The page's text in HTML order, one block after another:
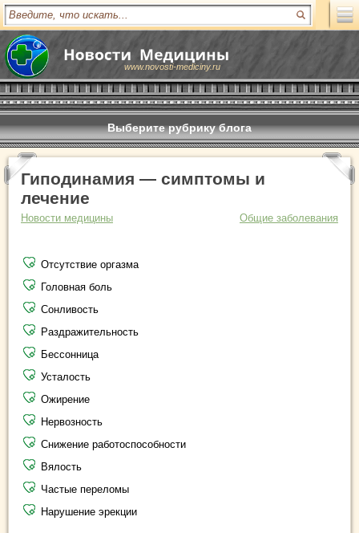
www.novosti-mediciny.ru
Выберите рубрику блога
Гиподинамия — симптомы и
лечение
Новости медицины Общие заболевания
Отсутствие оргазма
Головная боль
Сонливость
Раздражительность
Бессонница
Усталость
Ожирение
Нервозность
Снижение работоспособности
Вялость
Частые переломы
Нарушение эрекции